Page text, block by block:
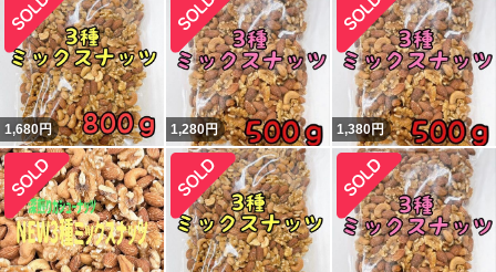
1,680円 1,280円 1,380円